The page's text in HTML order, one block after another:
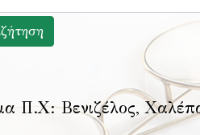
Π.Χ: Βενιζέλος,